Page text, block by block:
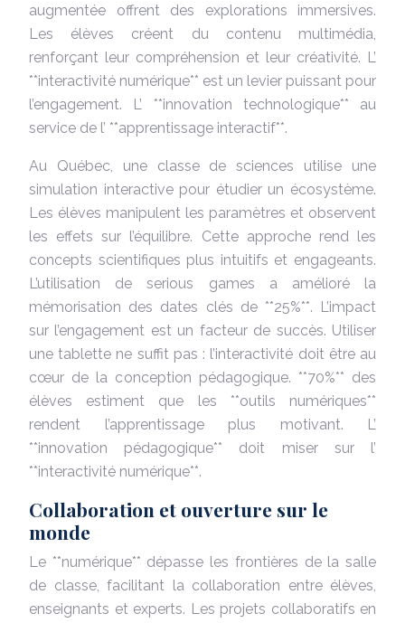
augmentée offrent des explorations immersives.
Les élèves créent du contenu multimédia,
renforçant leur compréhension et leur créativité. L’
**interactivité numérique** est un levier puissant pour
l’engagement. L’ **innovation technologique** au
service de l’ **apprentissage interactif**.
Au Québec, une classe de sciences utilise une
simulation interactive pour étudier un écosystème.
Les élèves manipulent les paramètres et observent
les effets sur l’équilibre. Cette approche rend les
concepts scientifiques plus intuitifs et engageants.
L’utilisation de serious games a amélioré la
mémorisation des dates clés de **25%**. L’impact
sur l’engagement est un facteur de succès. Utiliser
une tablette ne suffit pas : l’interactivité doit être au
cœur de la conception pédagogique. **70%** des
élèves estiment que les **outils numériques**
rendent l’apprentissage plus motivant. L’
**innovation pédagogique** doit miser sur l’
**interactivité numérique**.
Collaboration et ouverture sur le
monde
Le **numérique** dépasse les frontières de la salle
de classe, facilitant la collaboration entre élèves,
enseignants et experts. Les projets collaboratifs en